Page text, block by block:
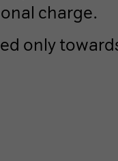
charge.
only